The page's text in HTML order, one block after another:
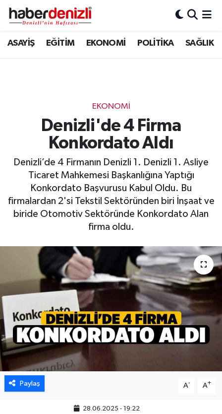
ASAYİŞ EĞİTİM EKONOMİ POLİTİKA SAĞLIK
EKONOMİ
Denizli'de 4 Firma
Konkordato Aldı
Denizli’de 4 Firmanın Denizli 1. Denizli 1. Asliye
Ticaret Mahkemesi Başkanlığına Yaptığı
Konkordato Başvurusu Kabul Oldu. Bu
firmalardan 2'si Tekstil Sektöründen biri İnşaat ve
biride Otomotiv Sektöründe Konkordato Alan
firma oldu.
Paylaş A- A+
28.06.2025 - 19:22
Denizli Nöbetçi Eczaneler
Tüm Manşetler
Son Dakika Haberleri
Haber Arşivi